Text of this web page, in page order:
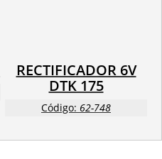
RECTIFICADOR 6V
DTK 175
Código: 62-748